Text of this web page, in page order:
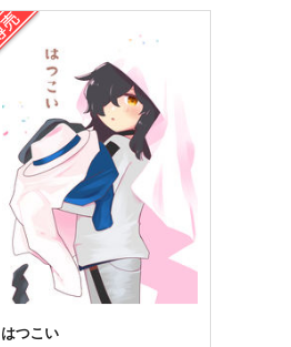
００のコンフリクト
March
849円（税込）
シルヴァン×ベレス
サンプル 作品詳細
はつこい